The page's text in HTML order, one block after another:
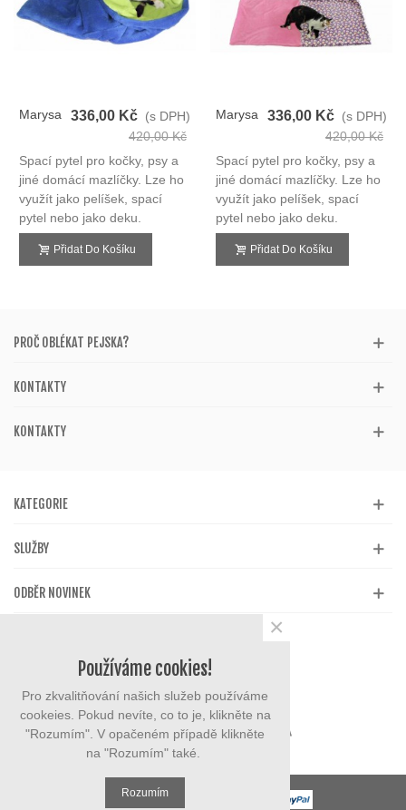
Marysa
3v1
336,00 Kč (s DPH)
420,00 Kč
Spací pytel pro kočky, psy a
jiné domácí mazlíčky. Lze ho
využít jako pelíšek, spací
pytel nebo jako deku.
Přidat Do Košíku
Marysa
3v1
336,00 Kč (s DPH)
420,00 Kč
Spací pytel pro kočky, psy a
jiné domácí mazlíčky. Lze ho
využít jako pelíšek, spací
pytel nebo jako deku.
Přidat Do Košíku
PROČ OBLÉKAT PEJSKA?
KONTAKTY
KONTAKTY
KATEGORIE
SLUŽBY
ODBĚR NOVINEK
Používáme cookies!
Pro zkvalitňování našich služeb používáme
cookeies. Pokud nevíte, co to je, klikněte na
"Rozumím". V opačeném případě klikněte
na "Rozumím" také.
Rozumím
×